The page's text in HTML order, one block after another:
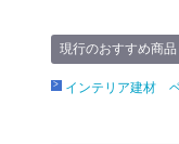
現行のおすすめ商品
インテリア建材